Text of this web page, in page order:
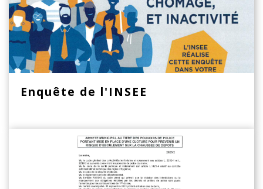
Enquête de l'INSEE